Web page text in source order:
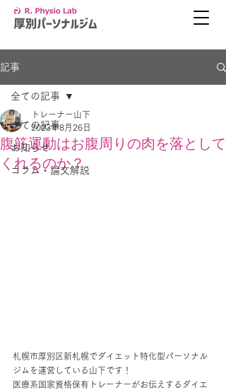
記事
全ての記事
お知らせ
コラム・論文解説
全ての記事
腹筋運動はお腹周りの肉を落として
くれるのか？
トレーナー山下
2023年8月26日
札幌市厚別区新札幌でダイエット特化型パーソナル
ジムを運営している山下です！
医療系国家資格保有トレーナーがお伝えするダイエ